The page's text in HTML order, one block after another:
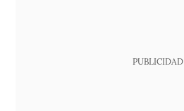
PUBLICIDAD